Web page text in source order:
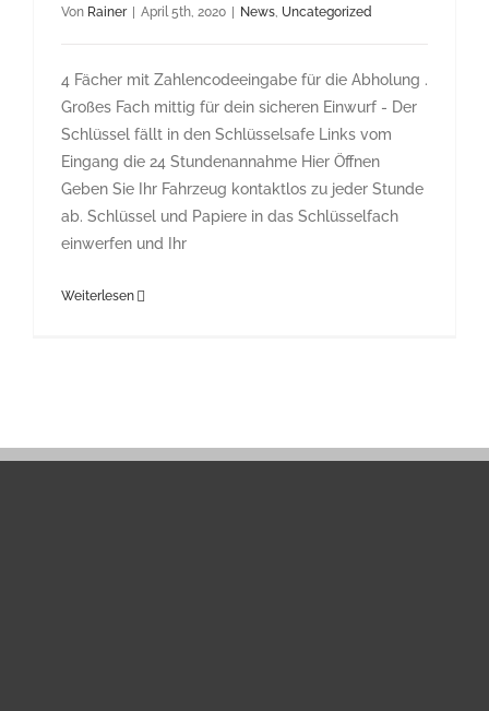
Von Rainer | April 5th, 2020 | News Uncategorized
4 Fächer mit Zahlencodeeingabe für die Abholung .
Großes Fach mittig für dein sicheren Einwurf - Der
Schlüssel fällt in den Schlüsselsafe Links vom
Eingang die 24 Stundenannahme Hier Öffnen
Geben Sie Ihr Fahrzeug kontaktlos zu jeder Stunde
ab. Schlüssel und Papiere in das Schlüsselfach
einwerfen und Ihr
Weiterlesen